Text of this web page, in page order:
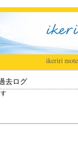
ikeriri|
去ログ